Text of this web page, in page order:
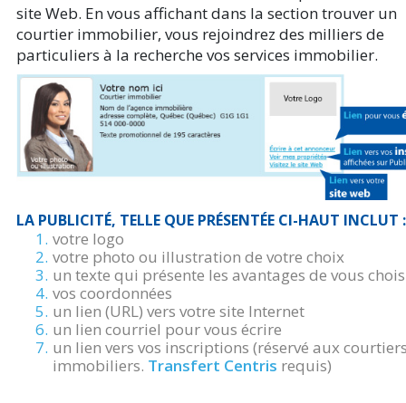
site Web. En vous affichant dans la section trouver un
courtier immobilier, vous rejoindrez des milliers de
particuliers à la recherche vos services immobilier.
LA PUBLICITÉ, TELLE QUE PRÉSENTÉE CI-HAUT INCLUT :
votre logo
votre photo ou illustration de votre choix
un texte qui présente les avantages de vous
vos coordonnées
un lien (URL) vers votre site Internet
un lien courriel pour vous écrire
un lien vers vos inscriptions (réservé aux
immobiliers. Transfert Centris requis)